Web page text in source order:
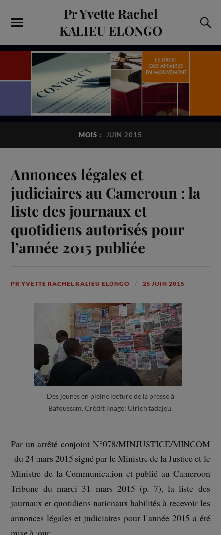
Pr Yvette Rachel
KALIEU ELONGO
MOIS : JUIN 2015
Annonces légales et
judiciaires au Cameroun : la
liste des journaux et
quotidiens autorisés pour
l’année 2015 publiée
PR YVETTE RACHEL KALIEU ELONGO 26 JUIN 2015
Des jeunes en pleine lecture de la presse à
Bafoussam. Crédit image: Ulrich tadajeu.
Par un arrêté conjoint N°078/MINJUSTICE/MINCOM
du 24 mars 2015 signé par le Ministre de la Justice et le
Ministre de la Communication et publié au Cameroon
Tribune du mardi 31 mars 2015 (p. 7), la liste des
journaux et quotidiens nationaux habilités à recevoir les
annonces légales et judiciaires pour l’année 2015 a été
mise à jour.